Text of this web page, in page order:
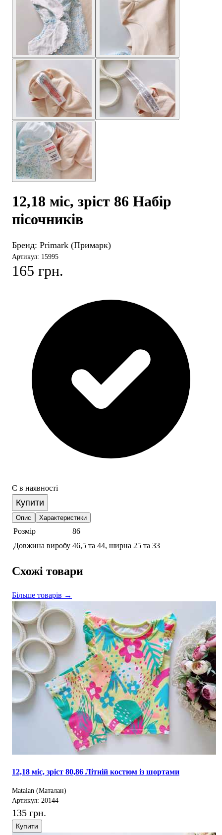
12,18 міс, зріст 86 Набір
пісочників
Бренд: Primark (Примарк)
Артикул: 15995
165 грн.
Є в наявності
Купити
Опис Характеристики
Розмір
86
Довжина виробу 46,5 та 44, ширна 25 та 33
Схожі товари
Більше товарів →
12,18 міс, зріст 80,86 Літній костюм із шортами
Matalan (Маталан)
Артикул: 20144
135 грн.
Купити